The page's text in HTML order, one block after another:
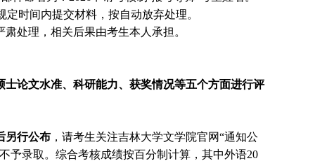
定时间内提交材料，按自动放弃处理。
处理，相关后果由考生本人承担。
论文水准、科研能力、获奖情况等五个方面进行评
另行公布 ，请考生关注吉林大学文学院官网“通知公
予录取。综合考核成绩按百分制计算， 其中外语20